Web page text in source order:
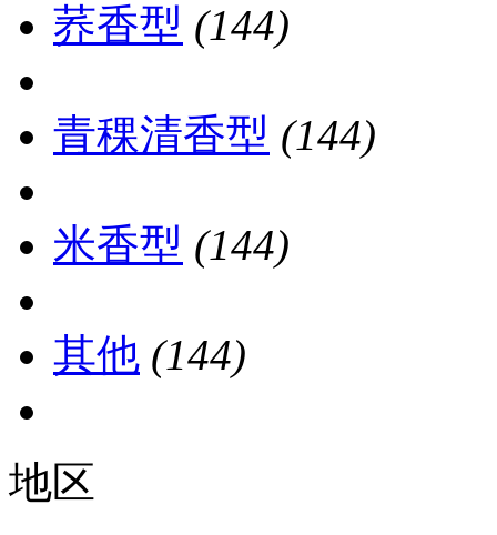
荞香型 (144)
青稞清香型 (144)
米香型 (144)
其他 (144)
地区